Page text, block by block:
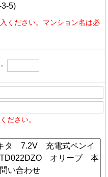
5)
ください。マンション名は必
-
ださい。